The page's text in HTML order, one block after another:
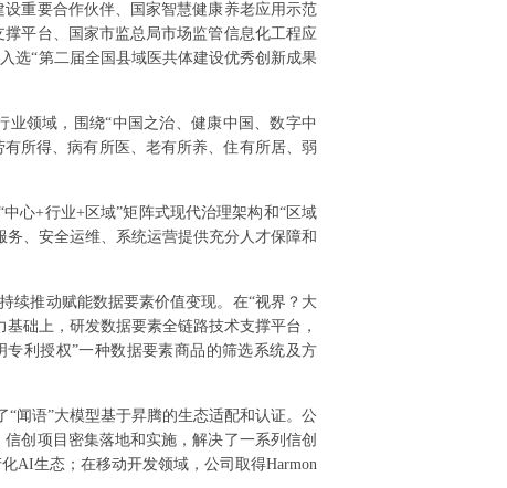
重要合作伙伴、国家智慧健康养老应用示范
平台、国家市监总局市场监管信息化工程应
选“第二届全国县域医共体建设优秀创新成果
领域，围绕“中国之治、健康中国、数字中
所得、病有所医、老有所养、住有所居、弱
心+行业+区域”矩阵式现代治理架构和“区域
、安全运维、系统运营提供充分人才保障和
续推动赋能数据要素价值变现。在“视界？大
础上，研发数据要素全链路技术支撑平台，
利授权”一种数据要素商品的筛选系统及方
闻语”大模型基于昇腾的生态适配和认证。公
创项目密集落地和实施，解决了一系列信创
AI生态；在移动开发领域，公司取得Harmon